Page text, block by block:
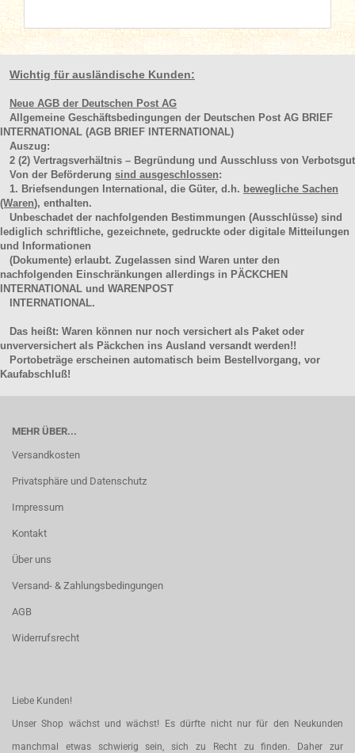
Wichtig für ausländische Kunden:
Neue AGB der Deutschen Post AG
Allgemeine Geschäftsbedingungen der Deutschen Post AG BRIEF
INTERNATIONAL (AGB BRIEF INTERNATIONAL)
Auszug:
2 (2) Vertragsverhältnis – Begründung und Ausschluss von Verbotsgut
Von der Beförderung sind ausgeschlossen:
1. Briefsendungen International, die Güter, d.h. bewegliche Sachen
(Waren), enthalten.
Unbeschadet der nachfolgenden Bestimmungen (Ausschlüsse) sind
lediglich schriftliche, gezeichnete, gedruckte oder digitale Mitteilungen
und Informationen
(Dokumente) erlaubt. Zugelassen sind Waren unter den
nachfolgenden Einschränkungen allerdings in PÄCKCHEN
INTERNATIONAL und WARENPOST
INTERNATIONAL.
Das heißt: Waren können nur noch versichert als Paket oder
unverversichert als Päckchen ins Ausland versandt werden!!
Portobeträge erscheinen automatisch beim Bestellvorgang, vor
Kaufabschluß!
MEHR ÜBER...
Versandkosten
Privatsphäre und Datenschutz
Impressum
Kontakt
Über uns
Versand- & Zahlungsbedingungen
AGB
Widerrufsrecht
Liebe Kunden!
Unser Shop wächst und wächst! Es dürfte nicht nur für den Neukunden
manchmal etwas schwierig sein, sich zu Recht zu finden. Daher zur